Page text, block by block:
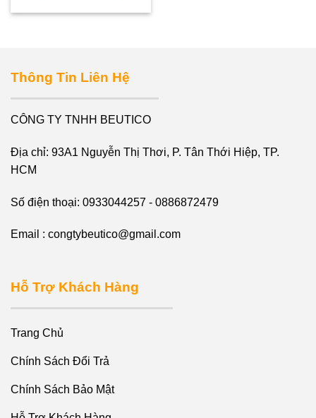
Thông Tin Liên Hệ
CÔNG TY TNHH BEUTICO
Địa chỉ: 93A1 Nguyễn Thị Thơi, P. Tân Thới Hiệp, TP.
HCM
Số điện thoại: 0933044257 - 0886872479
Email : congtybeutico@gmail.com
Hỗ Trợ Khách Hàng
Trang Chủ
Chính Sách Đổi Trả
Chính Sách Bảo Mật